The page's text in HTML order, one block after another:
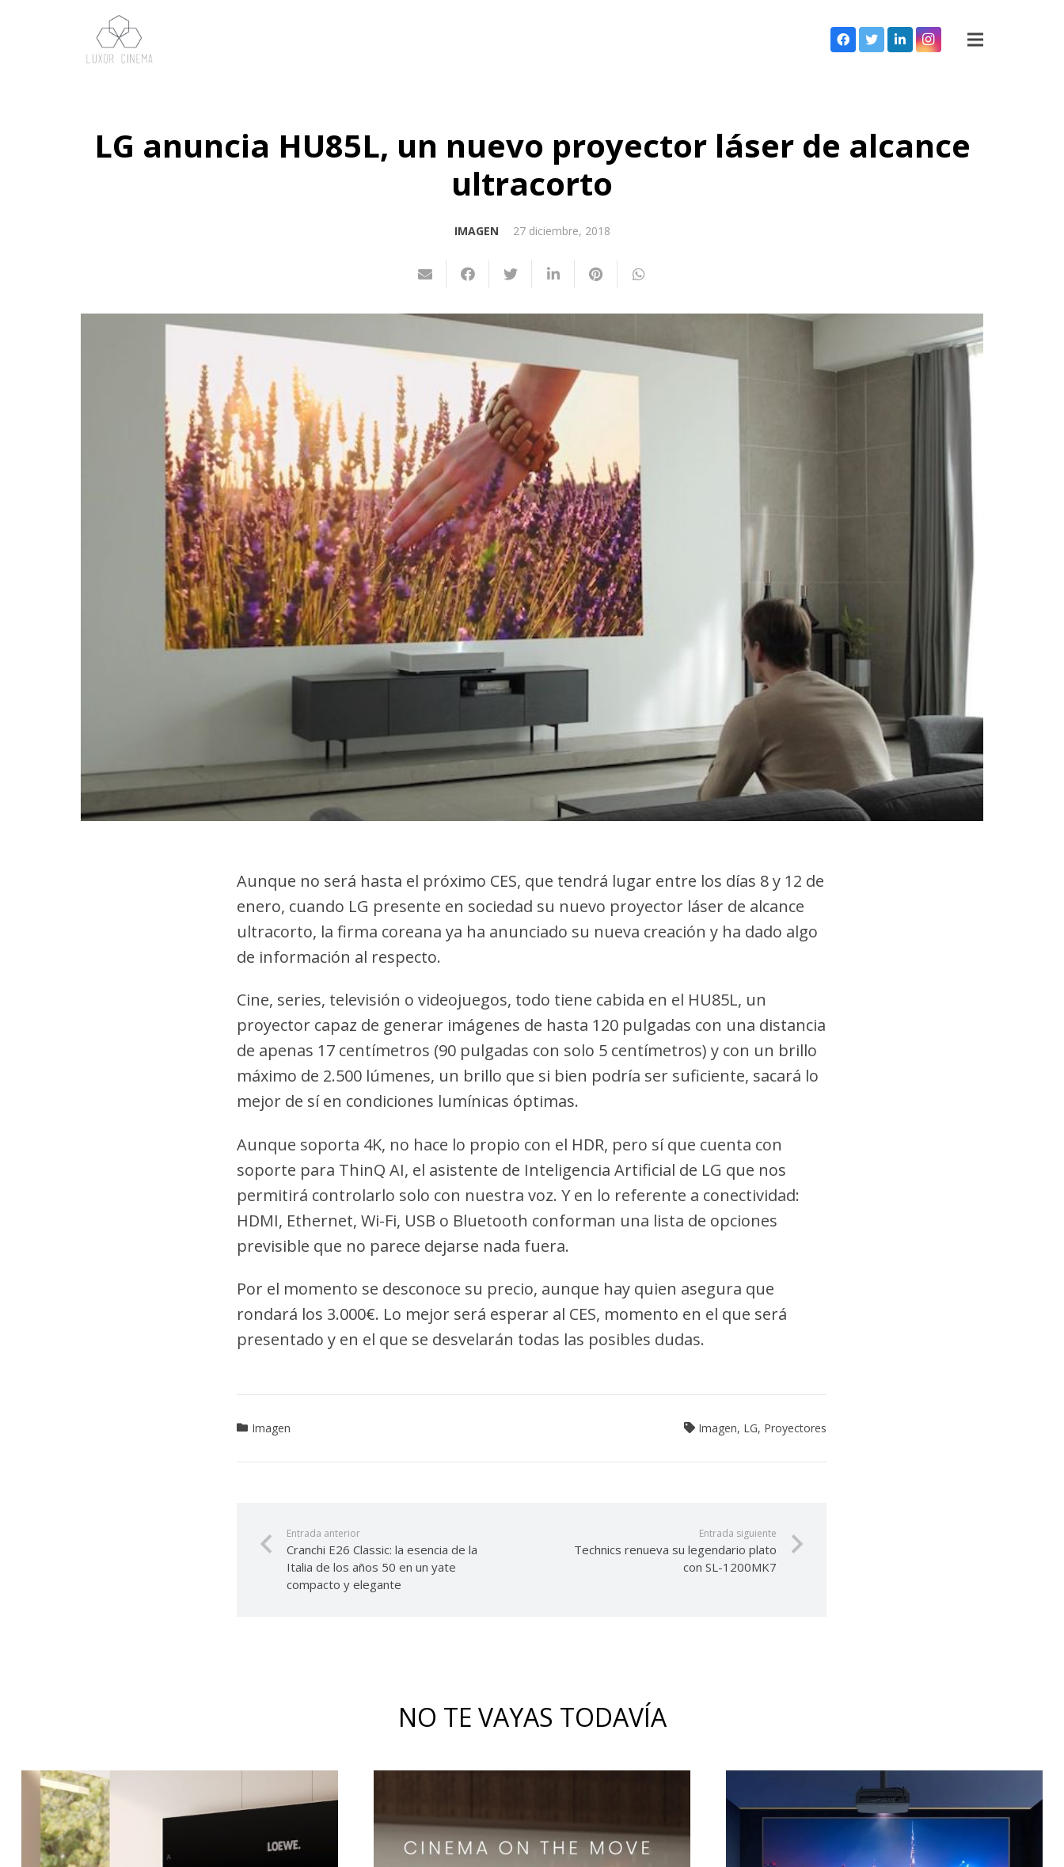
LG anuncia HU85L, un nuevo proyector láser de alcance
ultracorto
IMAGEN 27 diciembre, 2018
Aunque no será hasta el próximo CES, que tendrá lugar entre los días 8 y 12 de
enero, cuando LG presente en sociedad su nuevo proyector láser de alcance
ultracorto, la firma coreana ya ha anunciado su nueva creación y ha dado algo
de información al respecto.
Cine, series, televisión o videojuegos, todo tiene cabida en el HU85L, un
proyector capaz de generar imágenes de hasta 120 pulgadas con una distancia
de apenas 17 centímetros (90 pulgadas con solo 5 centímetros) y con un brillo
máximo de 2.500 lúmenes, un brillo que si bien podría ser suficiente, sacará lo
mejor de sí en condiciones lumínicas óptimas.
Aunque soporta 4K, no hace lo propio con el HDR, pero sí que cuenta con
soporte para ThinQ AI, el asistente de Inteligencia Artificial de LG que nos
permitirá controlarlo solo con nuestra voz. Y en lo referente a conectividad:
HDMI, Ethernet, Wi-Fi, USB o Bluetooth conforman una lista de opciones
previsible que no parece dejarse nada fuera.
Por el momento se desconoce su precio, aunque hay quien asegura que
rondará los 3.000€. Lo mejor será esperar al CES, momento en el que será
presentado y en el que se desvelarán todas las posibles dudas.
Imagen Imagen, LG, Proyectores
Entrada anterior
Cranchi E26 Classic: la esencia de la
Italia de los años 50 en un yate
compacto y elegante
Entrada siguiente
Technics renueva su legendario plato
con SL-1200MK7
NO TE VAYAS TODAVÍA